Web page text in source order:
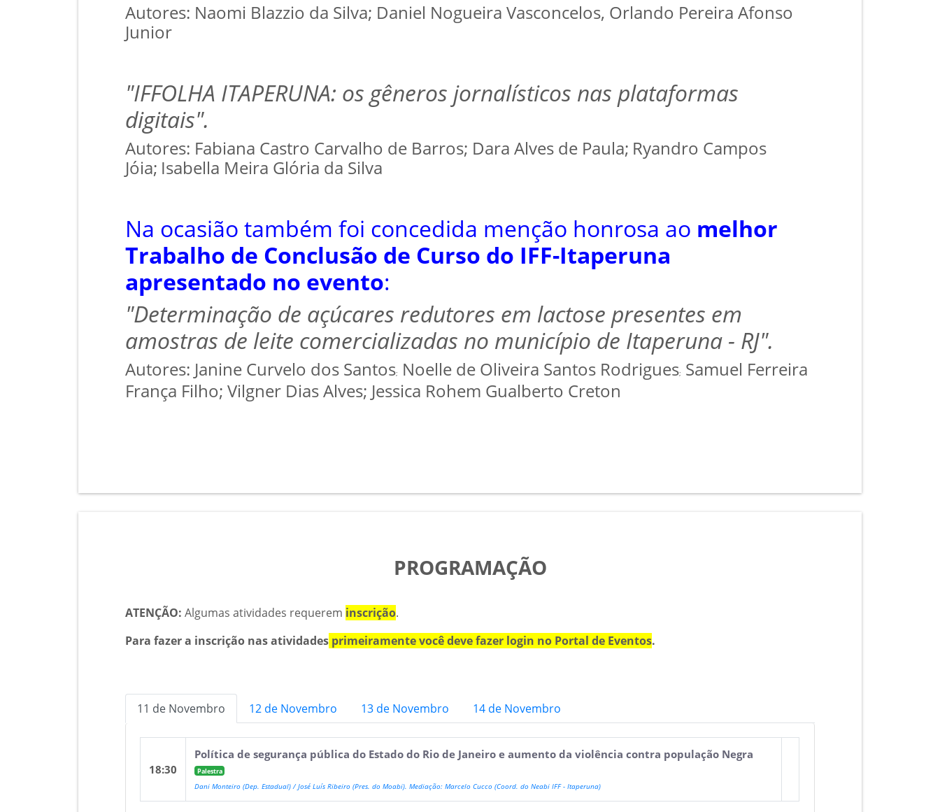
Autores: Naomi Blazzio da Silva; Daniel Nogueira Vasconcelos, Orlando Pereira Afonso
Junior
"IFFOLHA ITAPERUNA: os gêneros jornalísticos nas plataformas
digitais".
Autores: Fabiana Castro Carvalho de Barros; Dara Alves de Paula; Ryandro Campos
Jóia; Isabella Meira Glória da Silva
Na ocasião também foi concedida menção honrosa ao melhor
Trabalho de Conclusão de Curso do IFF-Itaperuna
apresentado no evento:
"Determinação de açúcares redutores em lactose presentes em
amostras de leite comercializadas no município de Itaperuna - RJ".
Autores: Janine Curvelo dos Santos; Noelle de Oliveira Santos Rodrigues; Samuel Ferreira
França Filho; Vilgner Dias Alves; Jessica Rohem Gualberto Creton
PROGRAMAÇÃO
ATENÇÃO:Algumas atividades requerem inscrição.
Para fazer a inscrição nas atividades primeiramente você deve fazer login no Portal de Eventos.
11 de Novembro 12 de Novembro 13 de Novembro 14 de Novembro
18:30
Política de segurança pública do Estado do Rio de Janeiro e aumento da violência contra população Negra
Palestra
Dani Monteiro (Dep. Estadual) / José Luís Ribeiro (Pres. do Moabi). Mediação: Marcelo Cucco (Coord. do Neabi IFF - Itaperuna)